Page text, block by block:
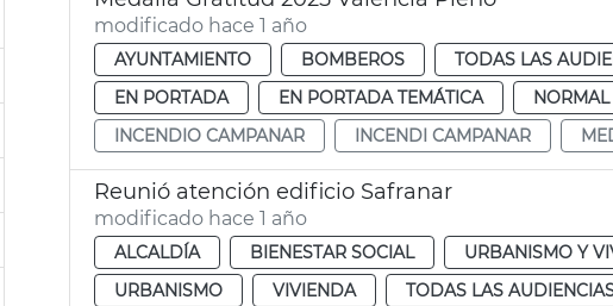
modificado hace 1 año
AYUNTAMIENTO BOMBEROS TODAS LAS
EN PORTADA
EN PORTADA TEMÁTICA NORMAL
INCENDIO CAMPANAR
INCENDI CAMPANAR
Reunió atención edificio Safranar
modificado hace 1 año
ALCALDÍA BIENESTAR SOCIAL URBANISMO Y
URBANISMO
VIVIENDA TODAS LAS